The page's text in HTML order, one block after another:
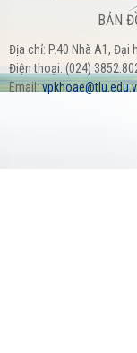
BẢN
Địa chỉ: P.40 Nhà A1, Đại
Điện thoại: (024)
Email: